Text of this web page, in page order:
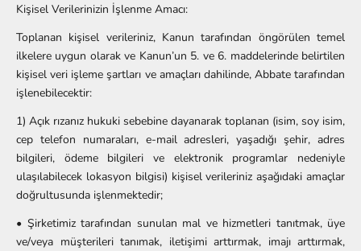
Kişisel Verilerinizin İşlenme Amacı:
Toplanan kişisel verileriniz, Kanun tarafından öngörülen temel
ilkelere uygun olarak ve Kanun’un 5. ve 6. maddelerinde belirtilen
kişisel veri işleme şartları ve amaçları dahilinde, Abbate tarafından
işlenebilecektir:
1) Açık rızanız hukuki sebebine dayanarak toplanan (isim, soy isim,
cep telefon numaraları, e-mail adresleri, yaşadığı şehir, adres
bilgileri, ödeme bilgileri ve elektronik programlar nedeniyle
ulaşılabilecek lokasyon bilgisi) kişisel verileriniz aşağıdaki amaçlar
doğrultusunda işlenmektedir;
• Şirketimiz tarafından sunulan mal ve hizmetleri tanıtmak, üye
ve/veya müşterileri tanımak, iletişimi arttırmak, imajı arttırmak,